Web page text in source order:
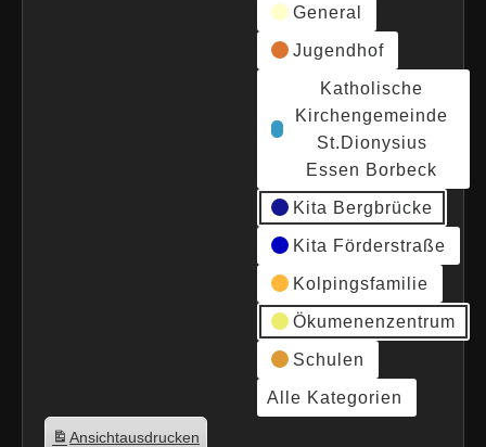
General
Jugendhof
Katholische
Kirchengemeinde
St.Dionysius
Essen Borbeck
Kita Bergbrücke
Kita Förderstraße
Kolpingsfamilie
Ökumenenzentrum
Schulen
Alle Kategorien
Ansichtausdrucken